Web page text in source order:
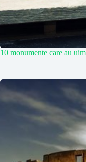
10 monumente care au